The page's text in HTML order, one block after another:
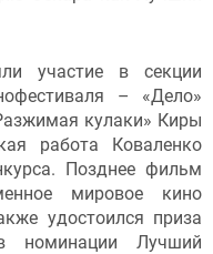
участие в секции
– «Дело»
кулаки» Киры
работа Коваленко
Позднее фильм
мировое кино
удостоился приза
номинации Лучший